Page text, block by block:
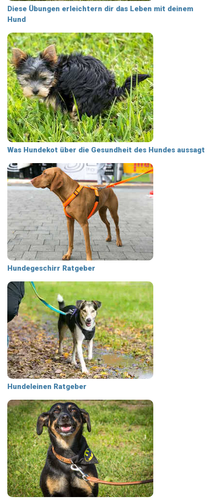
Diese Übungen erleichtern dir das Leben mit deinem
Hund
Was Hundekot über die Gesundheit des Hundes aussagt
Hundegeschirr Ratgeber
Hundeleinen Ratgeber